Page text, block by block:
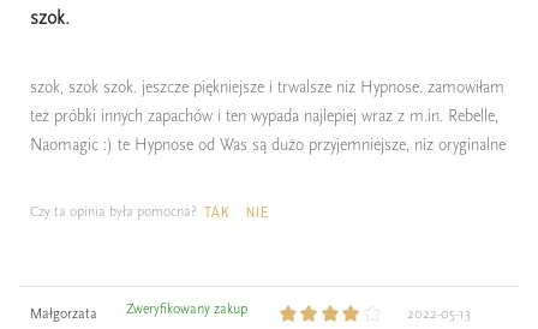
szok.
szok, szok szok. jeszcze piękniejsze i trwalsze niz Hypnose. zamowiłam
też próbki innych zapachów i ten wypada najlepiej wraz z m.in. Rebelle,
Naomagic :) te Hypnose od Was są dużo przyjemniejsze, niz oryginalne
Czy ta opinia była pomocna? TAK NIE
Małgorzata Zweryfikowany zakup 2022-05-13